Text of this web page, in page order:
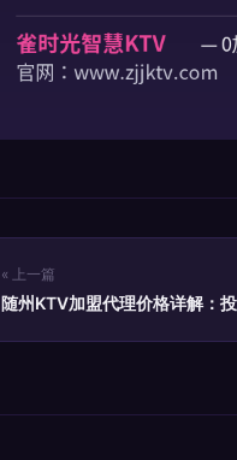
« 上一篇
随州KTV加盟代理价格详解：